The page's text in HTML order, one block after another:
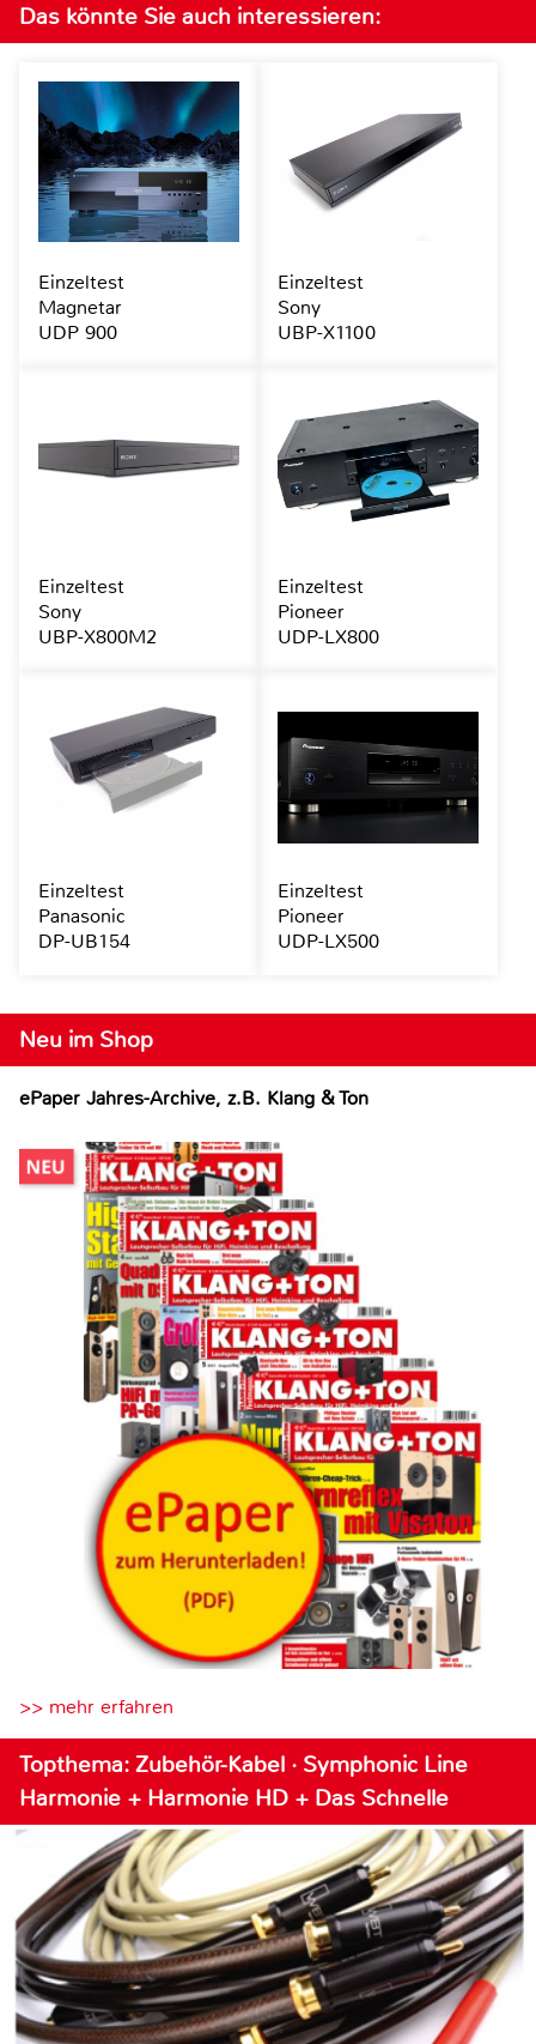
Neu im Shop
ePaper Jahres-Archive, z.B. Klang & Ton
>> mehr erfahren
Topthema: Zubehör-Kabel · Symphonic Line
Harmonie + Harmonie HD + Das Schnelle
Das könnte Sie auch interessieren:
Einzeltest
Magnetar
UDP 900
Einzeltest
Sony
UBP-X1100
Einzeltest
Sony
UBP-X800M2
Einzeltest
Pioneer
UDP-LX800
Einzeltest
Panasonic
DP-UB154
Einzeltest
Pioneer
UDP-LX500